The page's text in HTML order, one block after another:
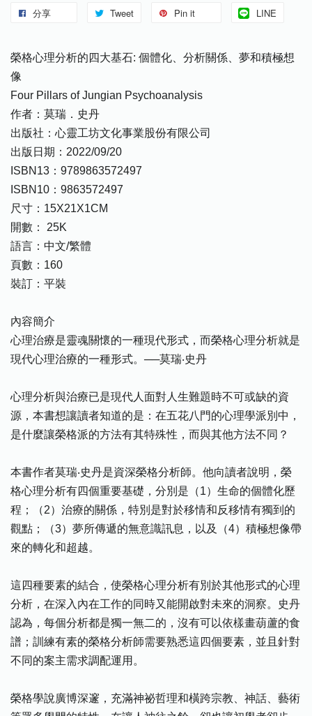
分享 Tweet Pin it LINE
榮格心理分析的四大基石: 個體化、分析關係、夢和積極想
像
Four Pillars of Jungian Psychoanalysis
作者：莫瑞．史丹
出版社：心靈工坊文化事業股份有限公司
出版日期：2022/09/20
ISBN13：9789863572497
ISBN10：9863572497
尺寸：15X21X1CM
開數： 25K
語言：中文/繁體
頁數：160
裝訂：平裝
內容簡介
心理治療是靈魂關懷的一種現代形式，而榮格心理分析就是
現代心理治療的一種形式。──莫瑞‧史丹
心理分析與治療已是現代人面對人生難題時不可或缺的資
源，本書想讓讀者知道的是：在五花八門的心理學派別中，
是什麼讓榮格派的方法有其特殊性，而與其他方法不同？
本書作者莫瑞‧史丹是資深榮格分析師。他向讀者說明，榮
格心理分析有四個重要基礎，分別是（1）生命的個體化歷
程；（2）治療的關係，特別是對於移情和反移情有獨到的
觀點；（3）夢所傳遞的無意識訊息，以及（4）積極想像帶
來的轉化和超越。
這四種要素的結合，使榮格心理分析有別於其他形式的心理
分析，在深入內在工作的同時又能開啟對未來的洞察。史丹
認為，每個分析都是獨一無二的，沒有可以依樣畫葫蘆的食
譜；訓練有素的榮格分析師需要熟悉這四個要素，並且針對
不同的案主需求調配運用。
榮格學說廣博深邃，充滿神祕哲理和橫跨宗教、神話、藝術